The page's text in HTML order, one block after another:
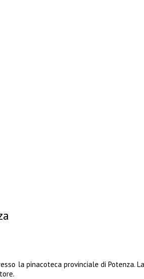
la pinacoteca provinciale di Potenza.